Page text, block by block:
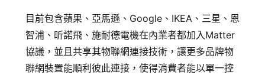
目前包含蘋果、亞馬遜、Google、IKEA、三星、恩
智浦、昕諾飛、施耐德電機在內業者都加入Matter
協議，並且共享其物聯網連接技術，讓更多品牌物
聯網裝置能順利彼此連接，使得消費者能以單一控